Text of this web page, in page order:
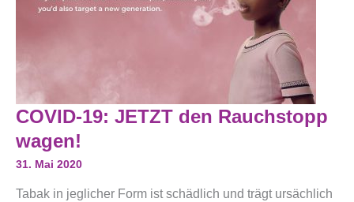
COVID-19: JETZT den Rauchstopp
wagen!
31. Mai 2020
Tabak in jeglicher Form ist schädlich und trägt ursächlich
COVID-
19:
JETZT
Den
Rauchstopp
Wagen!